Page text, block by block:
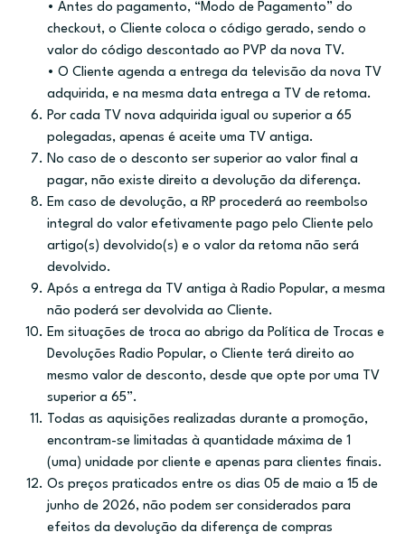
• Antes do pagamento, “Modo de Pagamento” do
checkout, o Cliente coloca o código gerado, sendo o
valor do código descontado ao PVP da nova TV.
• O Cliente agenda a entrega da televisão da nova TV
adquirida, e na mesma data entrega a TV de retoma.
Por cada TV nova adquirida igual ou superior a 65
polegadas, apenas é aceite uma TV antiga.
No caso de o desconto ser superior ao valor final a
pagar, não existe direito a devolução da diferença.
Em caso de devolução, a RP procederá ao reembolso
integral do valor efetivamente pago pelo Cliente pelo
artigo(s) devolvido(s) e o valor da retoma não será
devolvido.
Após a entrega da TV antiga à Radio Popular, a mesma
não poderá ser devolvida ao Cliente.
Em situações de troca ao abrigo da Política de Trocas e
Devoluções Radio Popular, o Cliente terá direito ao
mesmo valor de desconto, desde que opte por uma TV
superior a 65”.
Todas as aquisições realizadas durante a promoção,
encontram-se limitadas à quantidade máxima de 1
(uma) unidade por cliente e apenas para clientes finais.
Os preços praticados entre os dias 05 de maio a 15 de
junho de 2026, não podem ser considerados para
efeitos da devolução da diferença de compras